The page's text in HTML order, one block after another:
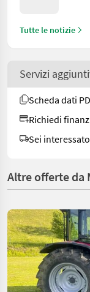
Tutte le notizie
Servizi
Scheda dati
Richiedi
Sei
Altre offerte da